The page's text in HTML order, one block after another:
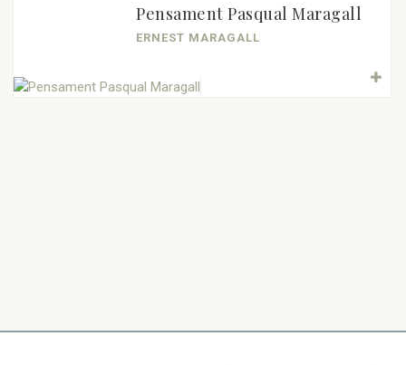
Pensament Pasqual Maragall
ERNEST MARAGALL